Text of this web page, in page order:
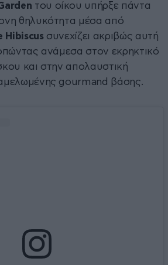
του οίκου υπήρξε πάντα
θηλυκότητα μέσα από
Hibiscusσυνεχίζει ακριβώς αυτή
ανάμεσα στον εκρηκτικό
και στην απολαυστική
gourmand βάσης.